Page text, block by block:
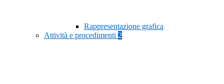
Rappresentazione grafica
Attività e procedimenti 2